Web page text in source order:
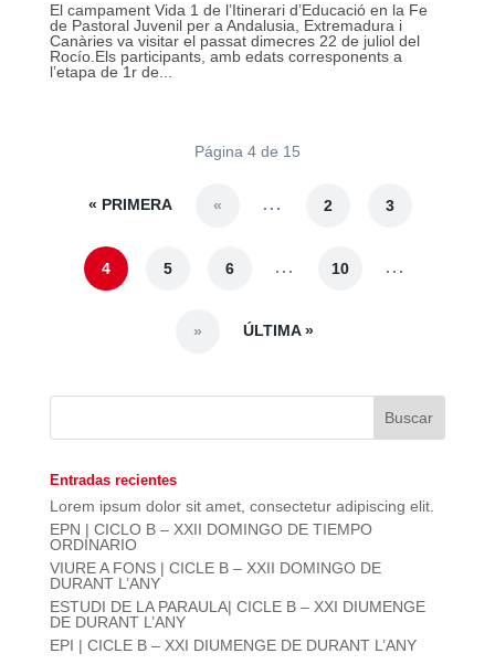
El campament Vida 1 de l’Itinerari d’Educació en la Fe
de Pastoral Juvenil per a Andalusia, Extremadura i
Canàries va visitar el passat dimecres 22 de juliol del
Rocío.Els participants, amb edats corresponents a
l’etapa de 1r de...
Página 4 de 15
« PRIMERA « ... 2 3
4 5 6 ... 10 ...
» ÚLTIMA »
Entradas recientes
Lorem ipsum dolor sit amet, consectetur adipiscing elit.
EPN | CICLO B – XXII DOMINGO DE TIEMPO
ORDINARIO
VIURE A FONS | CICLE B – XXII DOMINGO DE
DURANT L’ANY
ESTUDI DE LA PARAULA| CICLE B – XXI DIUMENGE
DE DURANT L’ANY
EPI | CICLE B – XXI DIUMENGE DE DURANT L’ANY